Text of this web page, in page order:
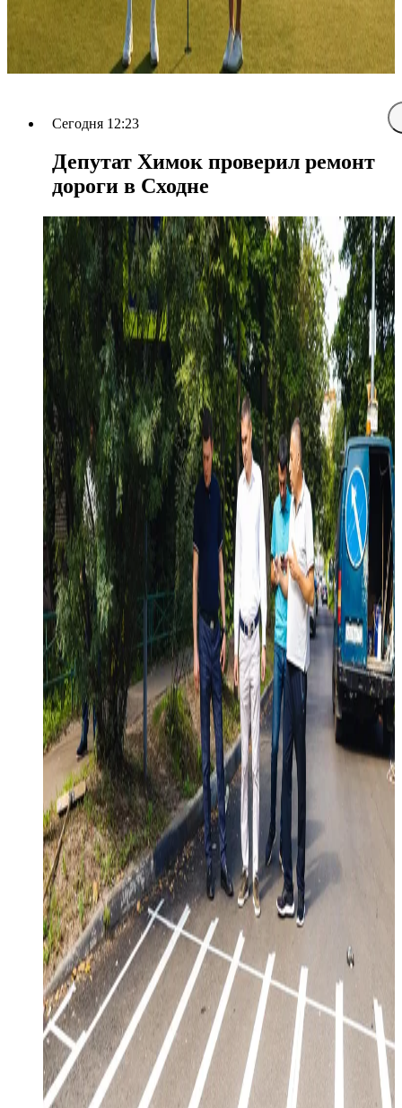
Сегодня 12:23
Депутат Химок проверил ремонт
дороги в Сходне